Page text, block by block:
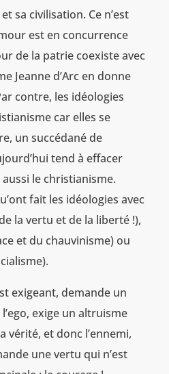
sa civilisation. Ce n’est
est en concurrence
de la patrie coexiste avec
Jeanne d’Arc en donne
contre, les idéologies
car elles se
un succédané de
tend à effacer
le christianisme.
fait les idéologies avec
la vertu et de la liberté !),
et du chauvinisme) ou
exigeant, demande un
exige un altruisme
vérité, et donc l’ennemi,
une vertu qui n’est